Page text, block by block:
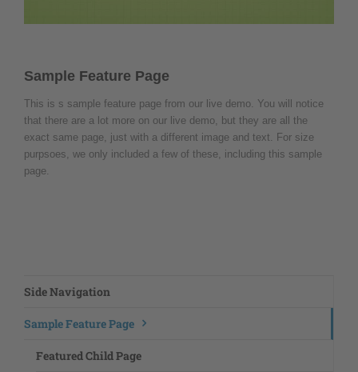
Sample Feature Page
This is s sample feature page from our live demo. You will notice
that there are a lot more on our live demo, but they are all the
exact same page, just with a different image and text. For size
purpsoes, we only included a few of these, including this sample
page.
Side Navigation
Sample Feature Page
Featured Child Page